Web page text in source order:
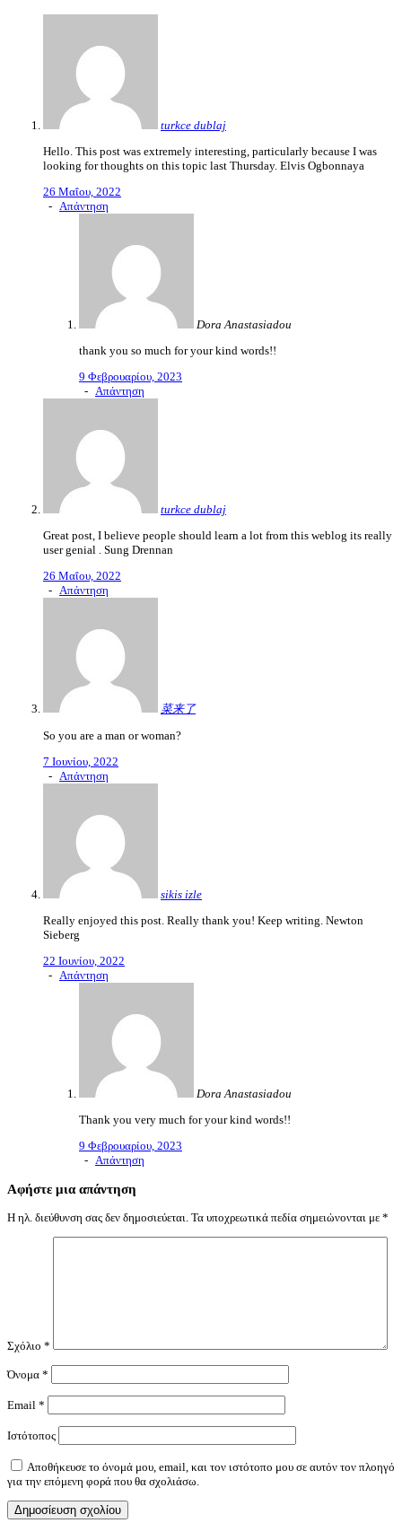
turkce dublaj
Hello. This post was extremely interesting, particularly because I was
looking for thoughts on this topic last Thursday. Elvis Ogbonnaya
26 Μαΐου, 2022
- Απάντηση
Dora Anastasiadou
thank you so much for your kind words!!
9 Φεβρουαρίου, 2023
- Απάντηση
turkce dublaj
Great post, I believe people should learn a lot from this weblog its really
user genial . Sung Drennan
26 Μαΐου, 2022
- Απάντηση
菜来了
So you are a man or woman?
7 Ιουνίου, 2022
- Απάντηση
sikis izle
Really enjoyed this post. Really thank you! Keep writing. Newton
Sieberg
22 Ιουνίου, 2022
- Απάντηση
Dora Anastasiadou
Thank you very much for your kind words!!
9 Φεβρουαρίου, 2023
- Απάντηση
Αφήστε μια απάντηση
Η ηλ. διεύθυνση σας δεν δημοσιεύεται. Τα υποχρεωτικά πεδία σημειώνονται με *
Σχόλιο *
Όνομα *
Email *
Ιστότοπος
Αποθήκευσε το όνομά μου, email, και τον ιστότοπο μου σε αυτόν τον πλοηγό
για την επόμενη φορά που θα σχολιάσω.